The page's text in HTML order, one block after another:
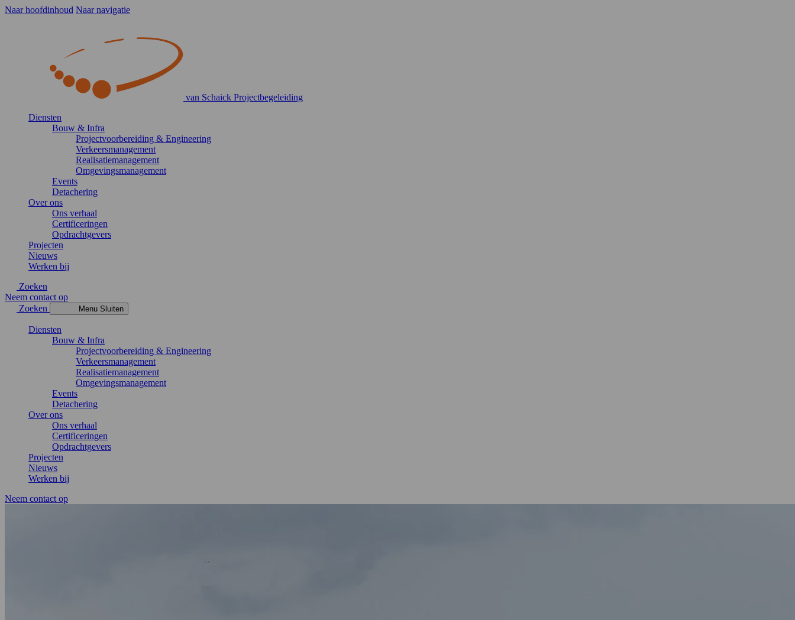
Naar hoofdinhoud Naar navigatie
van Schaick Projectbegeleiding
Diensten
Bouw & Infra
Projectvoorbereiding & Engineering
Verkeersmanagement
Realisatiemanagement
Omgevingsmanagement
Events
Detachering
Over ons
Ons verhaal
Certificeringen
Opdrachtgevers
Projecten
Nieuws
Werken bij
Zoeken
Neem contact op
Zoeken
Menu Sluiten
Diensten
Bouw & Infra
Projectvoorbereiding & Engineering
Verkeersmanagement
Realisatiemanagement
Omgevingsmanagement
Events
Detachering
Over ons
Ons verhaal
Certificeringen
Opdrachtgevers
Projecten
Nieuws
Werken bij
Neem contact op